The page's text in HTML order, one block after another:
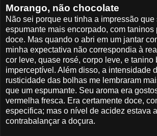
Morango, não chocolate
Não sei porque eu tinha a impressão que
espumante mais encorpado, com taninos
doce. Mas quando o abri em um jantar
minha expectativa não correspondia à
cor leve, quase rosé, corpo leve, e tanino
imperceptível. Além disso, a intensidade
rusticidade das bolhas me lembraram
que um espumante. Seu aroma era
vermelha fresca. Era certamente doce,
especifica; mas o nível de acidez estava
contrabalançar a doçura.